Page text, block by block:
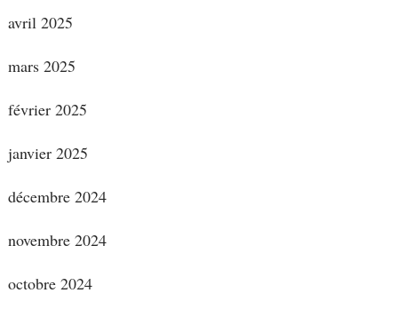
avril 2025
mars 2025
février 2025
janvier 2025
décembre 2024
novembre 2024
octobre 2024